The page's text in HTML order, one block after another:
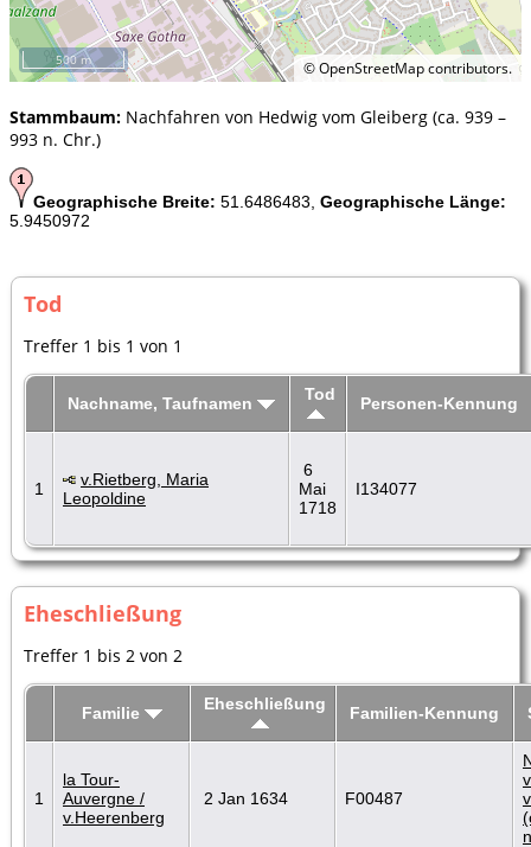
©OpenStreetMapcontributors.
500 m
Stammbaum: Nachfahren von Hedwig vom Gleiberg (ca. 939 –
993 n. Chr.)
Geographische Breite: 51.6486483, Geographische Länge:
5.9450972
Tod
Treffer 1 bis 1 von 1
Nachname, Taufnamen Tod Personen-Kennung
1
v.Rietberg, Maria
Leopoldine
6
Mai
1718
I134077
Eheschließung
Treffer 1 bis 2 von 2
Familie Eheschließung Familien-Kennung
1
la Tour-
Auvergne /
v.Heerenberg
2 Jan 1634 F00487